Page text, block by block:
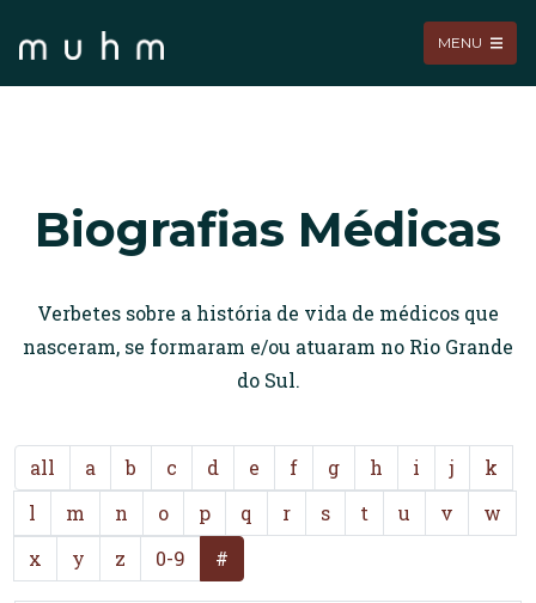
MENU
Biografias Médicas
Verbetes sobre a história de vida de médicos que
nasceram, se formaram e/ou atuaram no Rio Grande
do Sul.
all a b c d e f g h i j
k
l
m n o p q r s t u v
w
x
y z 0-9 #